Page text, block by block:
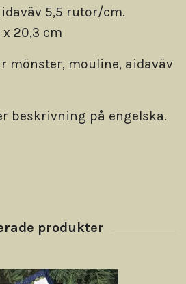
5,5 rutor/cm.
20,3 cm
mönster, mouline, aidaväv
beskrivning på engelska.